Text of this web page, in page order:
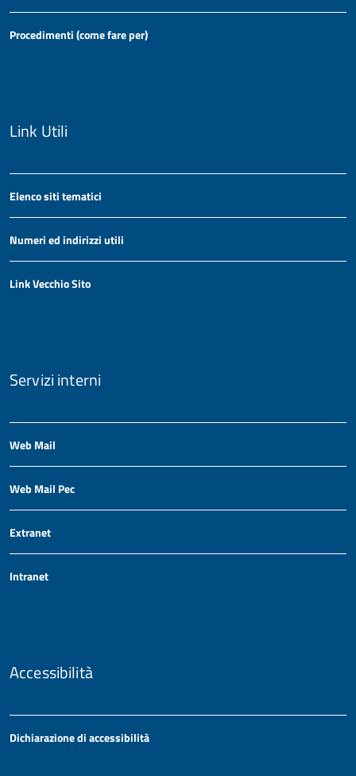
Procedimenti (come fare per)
Link Utili
Elenco siti tematici
Numeri ed indirizzi utili
Link Vecchio Sito
Servizi interni
Web Mail
Web Mail Pec
Extranet
Intranet
Accessibilità
Dichiarazione di accessibilità